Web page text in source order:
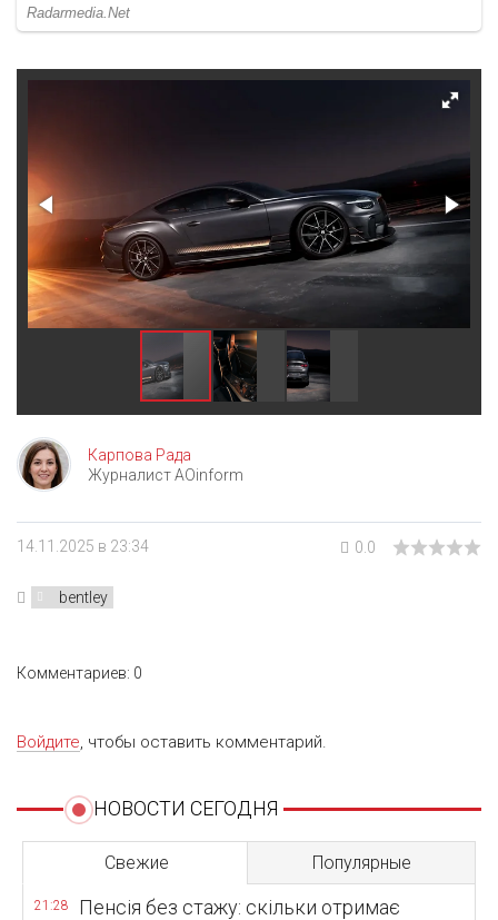
Карпова Рада
Журналист AOinform
14.11.2025 в 23:34 0.0
bentley
Комментариев: 0
Войдите, чтобы оставить комментарий.
НОВОСТИ СЕГОДНЯ
Свежие Популярные
21:28
Пенсія без стажу: скільки отримає